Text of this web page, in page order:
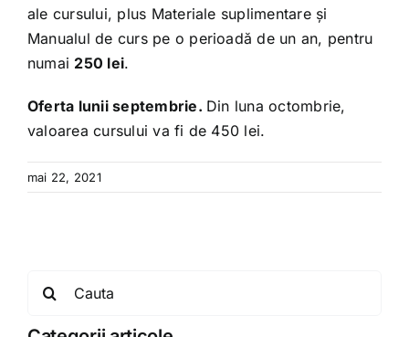
ale cursului, plus Materiale suplimentare și
Manualul de curs pe o perioadă de un an, pentru
numai 250 lei.
Oferta lunii septembrie. Din luna octombrie,
valoarea cursului va fi de 450 lei.
mai 22, 2021